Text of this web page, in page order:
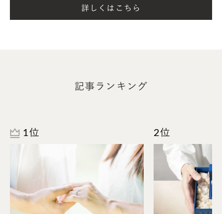
たり仲良くご来店いただいた時に「本当に良かっ
た」と心の底から感じるのだと思っております。
詳しくはこちら
記事ランキング
1位 2位